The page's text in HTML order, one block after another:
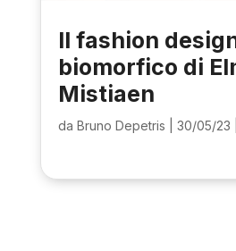
Il fashion
biomorfico di
Mistiaen
da Bruno Depetris 30/05/23